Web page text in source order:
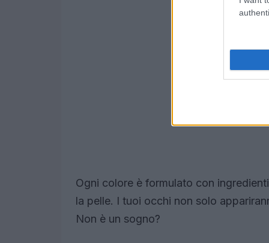
Ogni colore è formulato con
la pelle. I tuoi occhi non solo
Non è un sogno?